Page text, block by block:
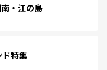
・江の島
ド特集